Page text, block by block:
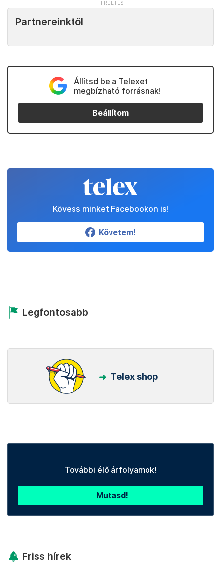
Partnereinktől
Állítsd be a Telexet
megbízható forrásnak!
Beállítom
Kövess minket Facebookon is!
Követem!
Legfontosabb
Telex shop
További élő árfolyamok!
Mutasd!
Friss hírek